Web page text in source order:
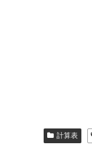
計算表